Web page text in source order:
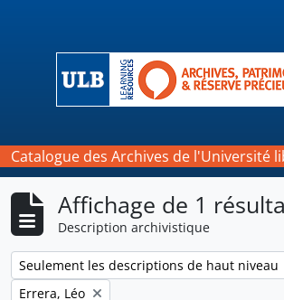
Catalogue des Archives de l'Université
Affichage de 1
Description archivistique
Remove filter:
Seulement les descriptions de haut niveau
Remove filter:
Errera, Léo